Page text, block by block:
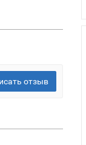
отзыв